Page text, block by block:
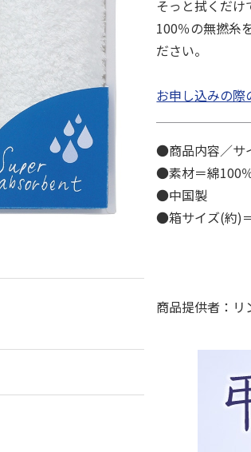
そっと拭くだ
100％の無撚糸
ださい。
お申し込みの際
●商品内容／サ
●素材＝綿100
●中国製
●箱サイズ(約)
商品提供者：リ